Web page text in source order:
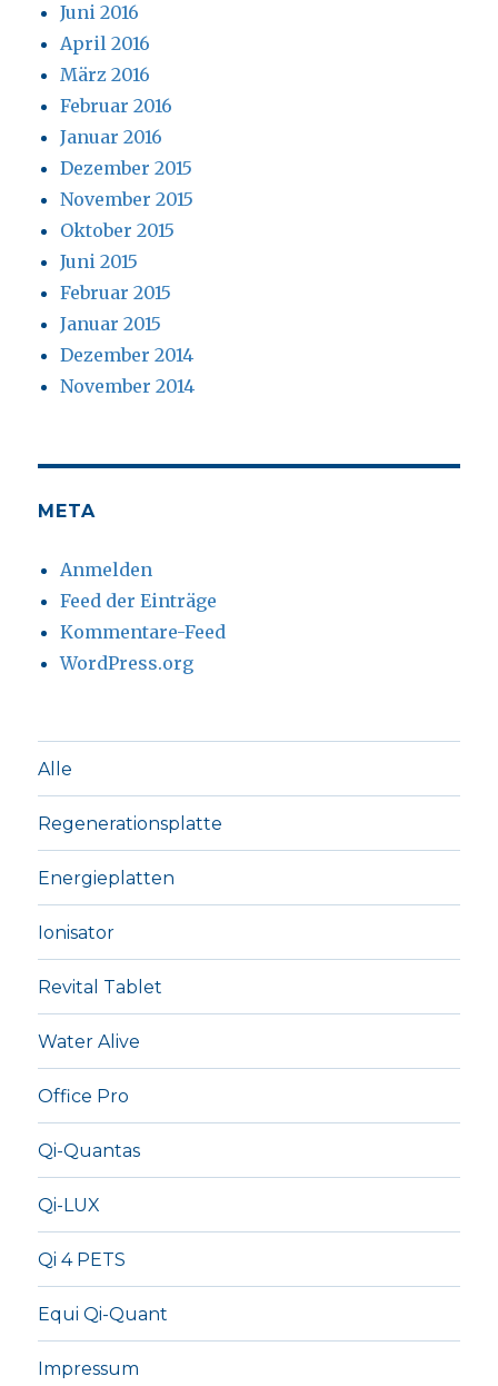
Juni 2016
April 2016
März 2016
Februar 2016
Januar 2016
Dezember 2015
November 2015
Oktober 2015
Juni 2015
Februar 2015
Januar 2015
Dezember 2014
November 2014
META
Anmelden
Feed der Einträge
Kommentare-Feed
WordPress.org
Alle
Regenerationsplatte
Energieplatten
Ionisator
Revital Tablet
Water Alive
Office Pro
Qi-Quantas
Qi-LUX
Qi 4 PETS
Equi Qi-Quant
Impressum